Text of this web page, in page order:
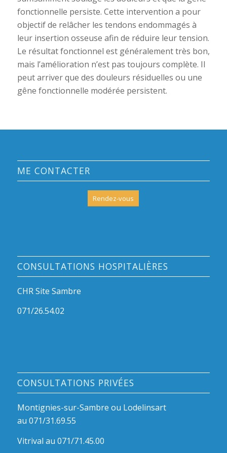
fonctionnelle persiste. Cette intervention a pour
objectif de relâcher les tendons endommagés à
leur insertion osseuse afin de réduire leur tension.
Le résultat fonctionnel est généralement très bon,
mais l’amélioration n’est pas toujours complète. Il
peut arriver que des douleurs résiduelles ou une
gêne fonctionnelle modérée persistent.
ME CONTACTER
Rendez-vous
CONSULTATIONS HOSPITALIÈRES
CHR Site Sambre
071/26.54.02
CONSULTATIONS PRIVÉES
Montignies-sur-Sambre ou Lodelinsart
au 071/31.69.55
Vitrival au 071/71.45.00